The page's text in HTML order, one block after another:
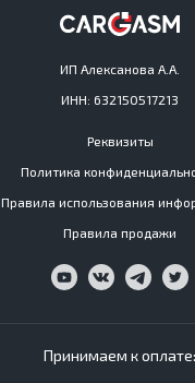
ИП Алексанова А.А.
ИНН: 632150517213
Реквизиты
Политика
Правила использования
Правила продажи
Принимаем к оплате: